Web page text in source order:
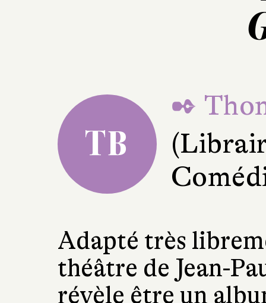
TB
✒
Adapté très
théâtre de Jean-
révèle être un